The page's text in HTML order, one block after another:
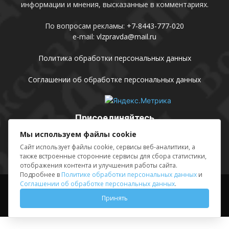
информации и мнения, высказанные в комментариях.
По вопросам рекламы: +7-8443-777-020
e-mail: vlzpravda@mail.ru
Политика обработки персональных данных
Соглашении об обработке персональных данных
Присоединяйтесь
Выходные данные Sing in
© АМУ «Редакция газеты «Волжская правда», 2012-2026
Мы используем файлы cookie
Сайт использует файлы cookie, сервисы веб-аналитики, а
также встроенные сторонние сервисы для сбора статистики,
отображения контента и улучшения работы сайта.
Подробнее в Политике обработки персональных данных и
Соглашении об обработке персональных данных.
Принять